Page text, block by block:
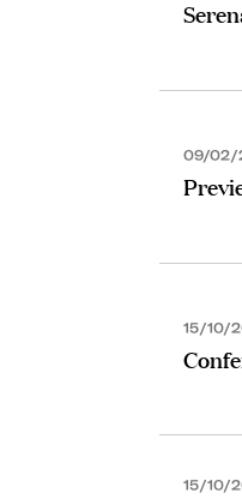
09/02/
15/10/
15/10/